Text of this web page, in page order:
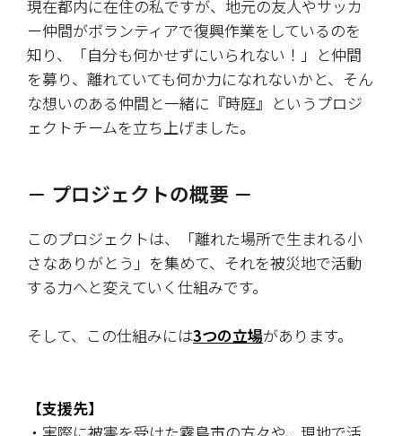
現在都内に在住の私ですが、地元の友人やサッカ
ー仲間がボランティアで復興作業をしているのを
知り、「自分も何かせずにいられない！」と仲間
を募り、離れていても何か力になれないかと、そん
な想いのある仲間と一緒に『時庭』というプロジ
ェクトチームを立ち上げました。
－ プロジェクトの概要 －
このプロジェクトは、「離れた場所で生まれる小
さなありがとう」を集めて、それを被災地で活動
する力へと変えていく仕組みです。
そして、この仕組みには3つの立場があります。
【支援先】